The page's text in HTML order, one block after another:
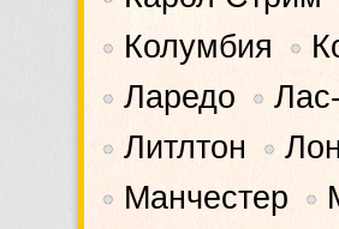
• Колумбия •
• Ларедо •
• Литлтон •
• Манчестер •